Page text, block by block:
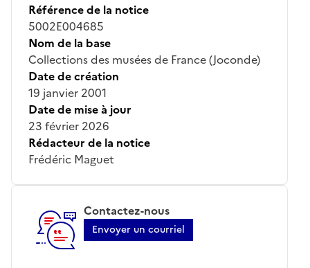
Référence de la notice
5002E004685
Nom de la base
Collections des musées de France (Joconde)
Date de création
19 janvier 2001
Date de mise à jour
23 février 2026
Rédacteur de la notice
Frédéric Maguet
Contactez-nous
Envoyer un courriel